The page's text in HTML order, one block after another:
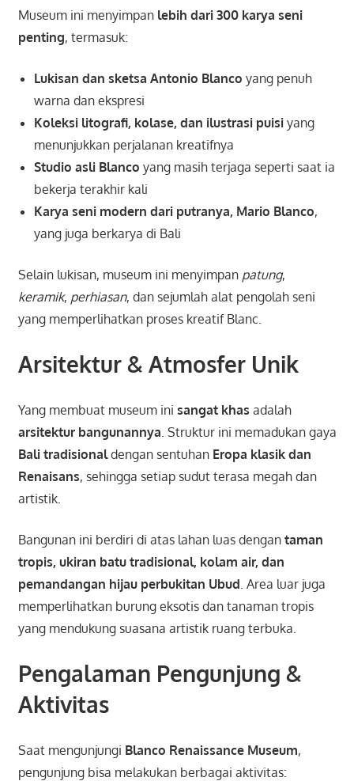
Museum ini menyimpan lebih dari 300 karya seni
penting, termasuk:
Lukisan dan sketsa Antonio Blanco yang penuh
warna dan ekspresi
Koleksi litografi, kolase, dan ilustrasi puisiyang
menunjukkan perjalanan kreatifnya
Studio asli Blanco yang masih terjaga seperti saat ia
bekerja terakhir kali
Karya seni modern dari putranya, Mario Blanco,
yang juga berkarya di Bali
Selain lukisan, museum ini menyimpan patung,
keramik, perhiasan, dan sejumlah alat pengolah seni
yang memperlihatkan proses kreatif Blanc.
Arsitektur & Atmosfer Unik
Yang membuat museum ini sangat khas adalah
arsitektur bangunannya . Struktur ini memadukan gaya
Bali tradisionaldengan sentuhan Eropa klasik dan
Renaisans, sehingga setiap sudut terasa megah dan
artistik.
Bangunan ini berdiri di atas lahan luas dengan taman
tropis, ukiran batu tradisional, kolam air, dan
pemandangan hijau perbukitan Ubud . Area luar juga
memperlihatkan burung eksotis dan tanaman tropis
yang mendukung suasana artistik ruang terbuka.
Pengalaman Pengunjung &
Aktivitas
Saat mengunjungi Blanco Renaissance Museum,
pengunjung bisa melakukan berbagai aktivitas: